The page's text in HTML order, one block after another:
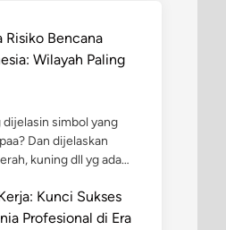
Risiko Bencana
Wilayah Paling
simbol yang
Dan dijelaskan
kuning dll yg ada…
Kunci Sukses
Profesional di Era